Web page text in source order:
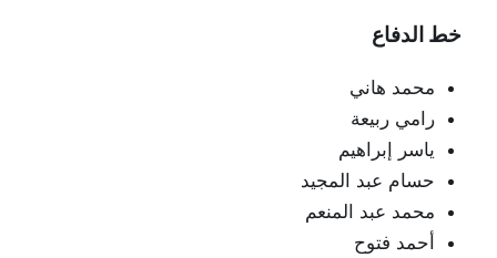
خط الدفاع
محمد هاني
رامي ربيعة
ياسر إبراهيم
حسام عبد المجيد
محمد عبد المنعم
أحمد فتوح